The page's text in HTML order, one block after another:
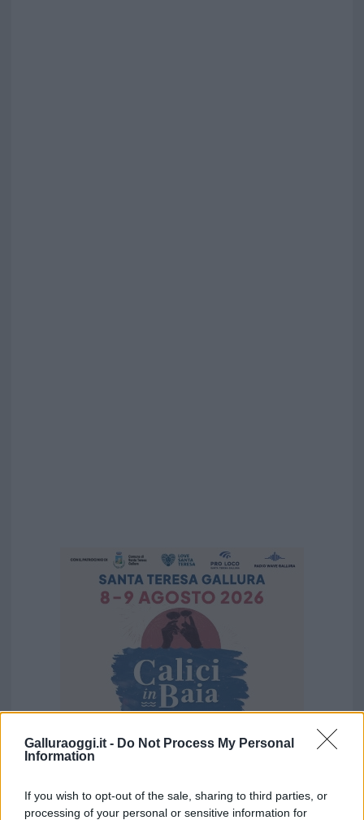
Galluraoggi.it - Do Not Process My Personal
Information
If you wish to opt-out of the sale, sharing to third parties, or
processing of your personal or sensitive information for
Vuoi rimuovere le pubblicità nazionali?